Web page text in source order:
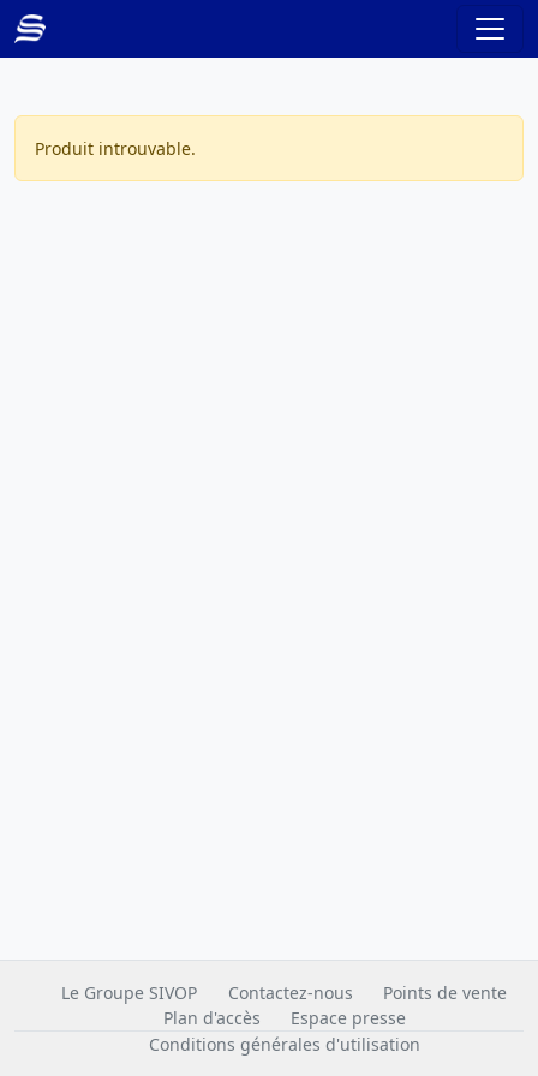
Produit introuvable.
Le Groupe SIVOP Contactez-nous
Points de vente
Plan d'accès
Espace presse
Conditions générales d'utilisation